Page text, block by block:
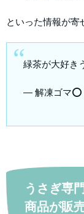
といった情報が寄
緑茶が大好き
— 解凍ゴマ⭕
うさぎ専
商品が販